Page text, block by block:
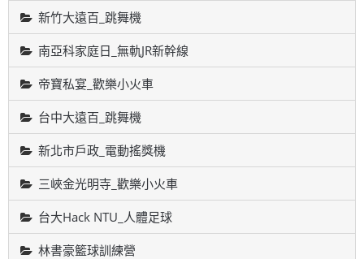
新竹大遠百_跳舞機
南亞科家庭日_無軌JR新幹線
帝寶私宴_歡樂小火車
台中大遠百_跳舞機
新北市戶政_電動搖獎機
三峽金光明寺_歡樂小火車
台大Hack NTU_人體足球
林書豪籃球訓練營